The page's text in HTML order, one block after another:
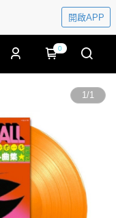
開啟APP
0
1/1